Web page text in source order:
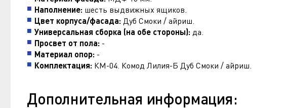
Наполнение: шесть выдвижных ящиков.
Цвет корпуса/фасада: Дуб Смоки / айриш.
Универсальная сборка (на обе стороны): да.
Просвет от пола: -
Материал опор: -
Комплектация: КМ-04. Комод Лилия-Б Дуб Смоки / айриш.
Дополнительная информация: